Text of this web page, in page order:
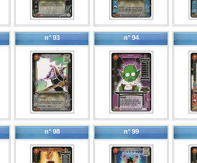
n° 93 n° 94
n° 98 n° 99